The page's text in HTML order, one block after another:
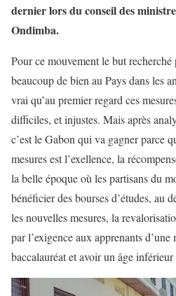
dernier lors du conseil des
Ondimba.
Pour ce mouvement le but
beaucoup de bien au Pays dans les
vrai qu’au premier regard ces
difficiles, et injustes. Mais après
c’est le Gabon qui va gagner parce
mesures est l’exellence, la
la belle époque où les partisans du
bénéficier des bourses d’études, au
les nouvelles mesures, la
par l’exigence aux apprenants d’une
baccalauréat et avoir un âge